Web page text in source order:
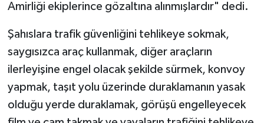
Amirliği ekiplerince gözaltına alınmışlardır" dedi.
Şahıslara trafik güvenliğini tehlikeye sokmak,
saygısızca araç kullanmak, diğer araçların
ilerleyişine engel olacak şekilde sürmek, konvoy
yapmak, taşıt yolu üzerinde duraklamanın yasak
olduğu yerde duraklamak, görüşü engelleyecek